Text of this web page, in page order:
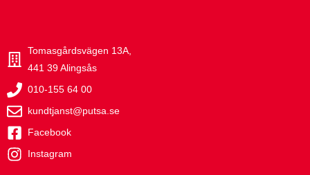
Tomasgårdsvägen 13A,
441 39 Alingsås
010-155 64 00
kundtjanst@putsa.se
Facebook
Instagram